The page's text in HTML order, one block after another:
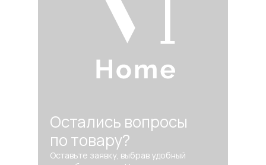
Остались вопросы
по товару?
Оставьте заявку, выбрав удобный